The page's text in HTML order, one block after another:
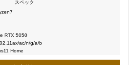
スペック
RTX 5050
ac/n/g/a/b
Home